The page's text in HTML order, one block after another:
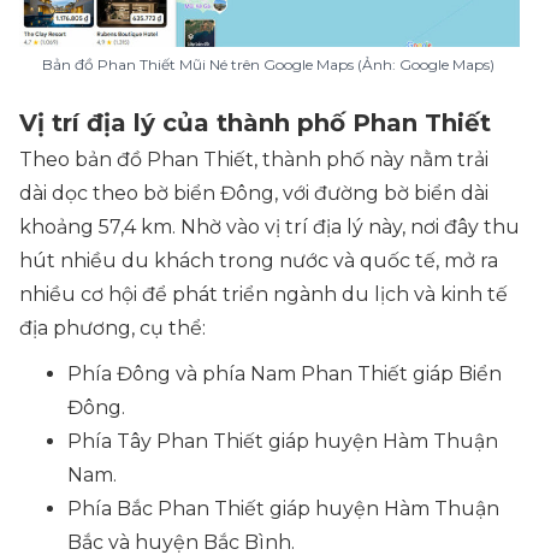
Bản đồ Phan Thiết Mũi Né trên Google Maps (Ảnh: Google Maps)
Vị trí địa lý của thành phố Phan Thiết
Theo bản đồ Phan Thiết, thành phố này nằm trải
dài dọc theo bờ biển Đông, với đường bờ biển dài
khoảng 57,4 km. Nhờ vào vị trí địa lý này, nơi đây thu
hút nhiều du khách trong nước và quốc tế, mở ra
nhiều cơ hội để phát triển ngành du lịch và kinh tế
địa phương, cụ thể:
Phía Đông và phía Nam Phan Thiết giáp Biển
Đông.
Phía Tây Phan Thiết giáp huyện Hàm Thuận
Nam.
Phía Bắc Phan Thiết giáp huyện Hàm Thuận
Bắc và huyện Bắc Bình.